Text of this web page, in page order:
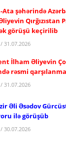
Ata şəhərində
Qırğızıstan
görüşü keçirilib
31.07.2026
İlham Əliyevin
rəsmi
31.07.2026
Əli Əsədov
ilə görüşüb
30.07.2026